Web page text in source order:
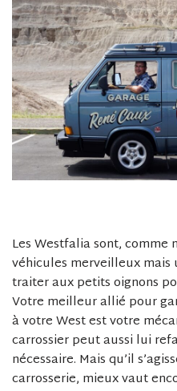
Les Westfalia sont, comme
véhicules merveilleux
traiter aux petits oignons
Votre meilleur allié pour
à votre West est votre
carrossier peut aussi lui
nécessaire. Mais qu’il
carrosserie, mieux vaut